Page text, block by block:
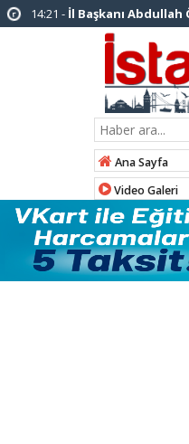
14:20 - Şadi Yazıcı,
hakkımda karalama
AK Parti’ye katılan
başkanlarından İl Başkanı
Tuzla Belediye
Bingöl’den İBB’ye tepki
İstanbul Emniyet
“Gök Kubbe’de, Mavi
İstanbul Emniyeti Her Yerde”
19:26 -Çekmeköy Belediye
Çerkez AK Parti’ye katıldı
Ana Sayfa
Video Galeri